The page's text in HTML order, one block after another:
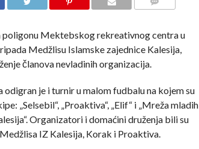
Mektebskog rekreativnog centra u
Medžlisu Islamske zajednice Kalesija,
članova nevladinih organizacija.
odigran je i turnir u malom fudbalu na kojem su
„Selsebil“, „Proaktiva“, „Elif“ i „Mreža mladih
Organizatori i domaćini druženja bili su
IZ Kalesija, Korak i Proaktiva.